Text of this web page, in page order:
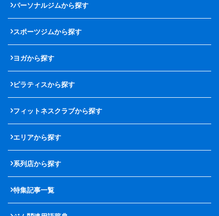
パーソナルジムから探す
スポーツジムから探す
ヨガから探す
ピラティスから探す
フィットネスクラブから探す
エリアから探す
系列店から探す
特集記事一覧